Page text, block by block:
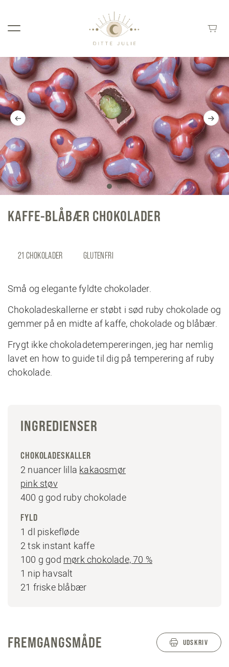
KAFFE-BLÅBÆR CHOKOLADER
21 CHOKOLADER GLUTENFRI
Små og elegante fyldte chokolader.
Chokoladeskallerne er støbt i sød ruby chokolade og
gemmer på en midte af kaffe, chokolade og blåbær.
Frygt ikke chokoladetempereringen, jeg har nemlig
lavet en how to guide til dig på temperering af ruby
chokolade.
INGREDIENSER
CHOKOLADESKALLER
2 nuancer lilla kakaosmør
pink støv
400 g god ruby chokolade
FYLD
1 dl piskefløde
2 tsk instant kaffe
100 g god mørk chokolade, 70 %
1 nip havsalt
21 friske blåbær
FREMGANGSMÅDE UDSKRIV